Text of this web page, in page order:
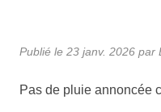
Publié le 23 janv. 2026 par
Pas de pluie annoncée